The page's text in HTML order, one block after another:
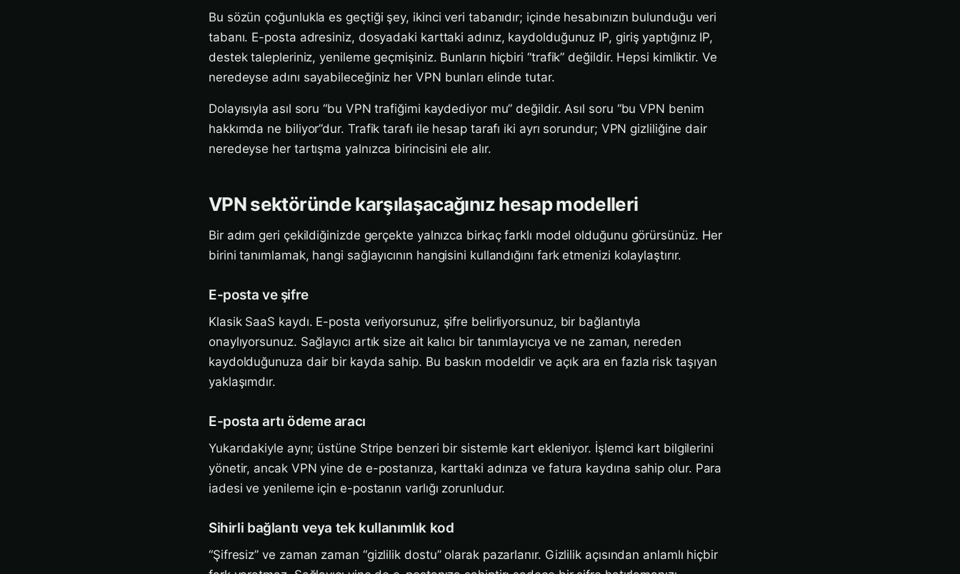
Bu sözün çoğunlukla es geçtiği şey, ikinci veri tabanıdır; içinde hesabınızın bulunduğu veri
tabanı. E-posta adresiniz, dosyadaki karttaki adınız, kaydolduğunuz IP, giriş yaptığınız IP,
destek talepleriniz, yenileme geçmişiniz. Bunların hiçbiri “trafik” değildir. Hepsi kimliktir. Ve
neredeyse adını sayabileceğiniz her VPN bunları elinde tutar.
Dolayısıyla asıl soru “bu VPN trafiğimi kaydediyor mu” değildir. Asıl soru “bu VPN benim
hakkımda ne biliyor”dur. Trafik tarafı ile hesap tarafı iki ayrı sorundur; VPN gizliliğine dair
neredeyse her tartışma yalnızca birincisini ele alır.
VPN sektöründe karşılaşacağınız hesap modelleri
Bir adım geri çekildiğinizde gerçekte yalnızca birkaç farklı model olduğunu görürsünüz. Her
birini tanımlamak, hangi sağlayıcının hangisini kullandığını fark etmenizi kolaylaştırır.
E-posta ve şifre
Klasik SaaS kaydı. E-posta veriyorsunuz, şifre belirliyorsunuz, bir bağlantıyla
onaylıyorsunuz. Sağlayıcı artık size ait kalıcı bir tanımlayıcıya ve ne zaman, nereden
kaydolduğunuza dair bir kayda sahip. Bu baskın modeldir ve açık ara en fazla risk taşıyan
yaklaşımdır.
E-posta artı ödeme aracı
Yukarıdakiyle aynı; üstüne Stripe benzeri bir sistemle kart ekleniyor. İşlemci kart bilgilerini
yönetir, ancak VPN yine de e-postanıza, karttaki adınıza ve fatura kaydına sahip olur. Para
iadesi ve yenileme için e-postanın varlığı zorunludur.
Sihirli bağlantı veya tek kullanımlık kod
“Şifresiz” ve zaman zaman “gizlilik dostu” olarak pazarlanır. Gizlilik açısından anlamlı hiçbir